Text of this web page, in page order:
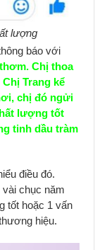
lượng
báo với
Chị thoa
Trang kể
chị đó ngửi
lượng tốt
tinh dầu tràm
điều đó.
chục năm
tốt hoặc 1 vấn
hiệu.